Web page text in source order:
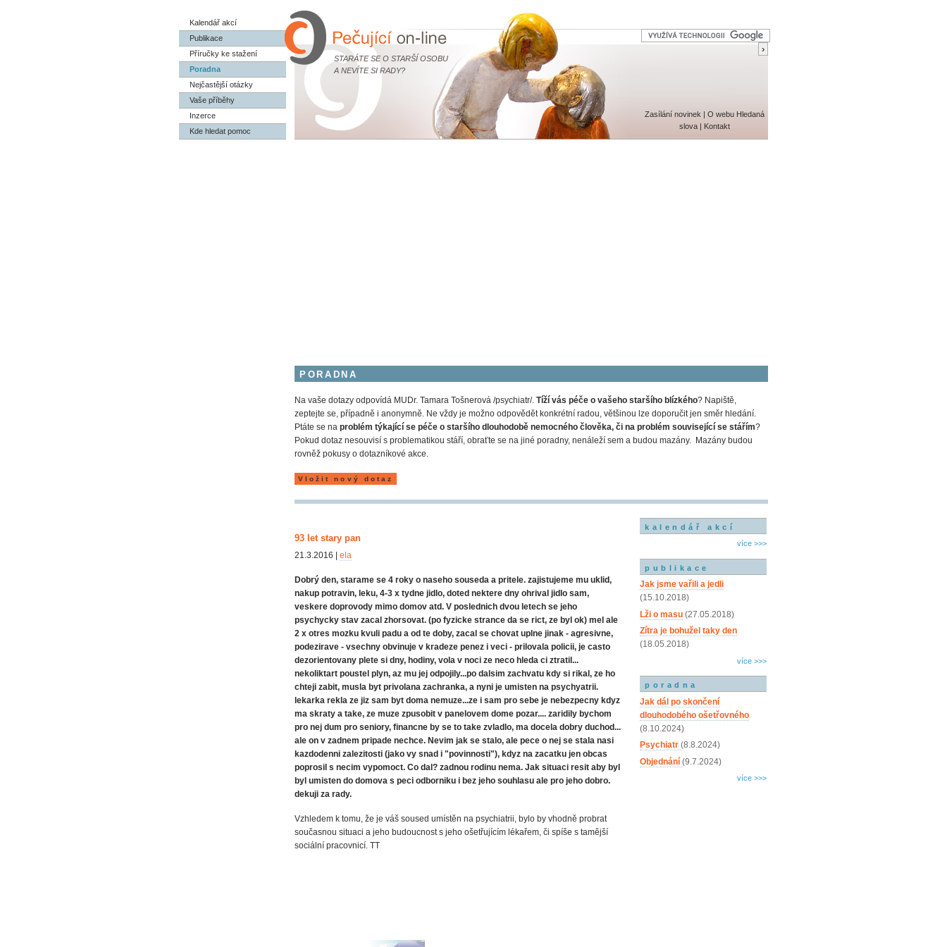
STARÁTE SE O STARŠÍ OSOBU
A NEVÍTE SI RADY?
Kalendář akcí
Publikace
Příručky ke stažení
Poradna
Nejčastější otázky
Vaše příběhy
Inzerce
Kde hledat pomoc
Zasílání novinek | O webu Hledaná
slova | Kontakt
PORADNA
Na vaše dotazy odpovídá MUDr. Tamara Tošnerová /psychiatr/. Tíží vás péče o vašeho staršího blízkého? Napiště,
zeptejte se, případně i anonymně. Ne vždy je možno odpovědět konkrétní radou, většinou lze doporučit jen směr hledání.
Ptáte se na problém týkající se péče o staršího dlouhodobě nemocného člověka, či na problém související se stářím?
Pokud dotaz nesouvisí s problematikou stáří, obraťte se na jiné poradny, nenáleží sem a budou mazány. Mazány budou
rovněž pokusy o dotazníkové akce.
Vložit nový dotaz
93 let stary pan
21.3.2016 | ela
Dobrý den, starame se 4 roky o naseho souseda a pritele. zajistujeme mu uklid,
nakup potravin, leku, 4-3 x tydne jidlo, doted nektere dny ohrival jidlo sam,
veskere doprovody mimo domov atd. V poslednich dvou letech se jeho
psychycky stav zacal zhorsovat. (po fyzicke strance da se rict, ze byl ok) mel ale
2 x otres mozku kvuli padu a od te doby, zacal se chovat uplne jinak - agresivne,
podezirave - vsechny obvinuje v kradeze penez i veci - prilovala policii, je casto
dezorientovany plete si dny, hodiny, vola v noci ze neco hleda ci ztratil...
nekoliktart poustel plyn, az mu jej odpojily...po dalsim zachvatu kdy si rikal, ze ho
chteji zabit, musla byt privolana zachranka, a nyni je umisten na psychyatrii.
lekarka rekla ze jiz sam byt doma nemuze...ze i sam pro sebe je nebezpecny kdyz
ma skraty a take, ze muze zpusobit v panelovem dome pozar.... zaridily bychom
pro nej dum pro seniory, financne by se to take zvladlo, ma docela dobry duchod...
ale on v zadnem pripade nechce. Nevim jak se stalo, ale pece o nej se stala nasi
kazdodenni zalezitosti (jako vy snad i "povinnosti"), kdyz na zacatku jen obcas
poprosil s necim vypomoct. Co dal? zadnou rodinu nema. Jak situaci resit aby byl
byl umisten do domova s peci odborniku i bez jeho souhlasu ale pro jeho dobro.
dekuji za rady.
Vzhledem k tomu, že je váš soused umístěn na psychiatrii, bylo by vhodně probrat
současnou situaci a jeho budoucnost s jeho ošetřujícím lékařem, či spíše s tamější
sociální pracovnicí. TT
kalendář akcí
více >>>
publikace
Jak jsme vařili a jedli
(15.10.2018)
Lži o masu (27.05.2018)
Zítra je bohužel taky den
(18.05.2018)
více >>>
poradna
Jak dál po skončení
dlouhodobého ošetřovného
(8.10.2024)
Psychiatr (8.8.2024)
Objednání (9.7.2024)
více >>>